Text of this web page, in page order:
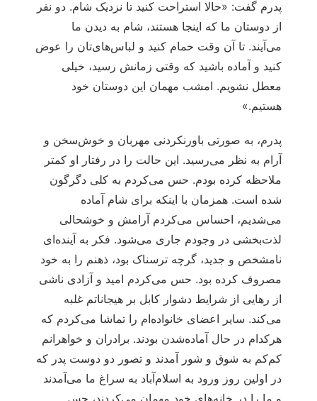
پدرم گفت: «حالا استراحت کنید تا نزدیک شام. دو نفر
از دوستان ما که اینجا هستند، شام به دیدن ما
می‌آیند. تا آن وقت حمام کنید و لباس‌های‌تان را عوض
کنید و آماده باشید که وقتی زمانش رسید، خیلی
معطل نشویم. امشب مهمان این دوستان خود
هستیم.»
پدرم، به صورتی باورنکردنی مهربان و خوش‌سخن و
آرام به نظر می‌رسید. این حالت را در رفتار او کمتر
ملاحظه کرده بودم. حس می‌کردم به کلی دگرگون
شده است. همزمان با اینکه برای شام آماده
می‌شدیم، احساس می‌کردم آرامش و خوشحالی
لذت‌بخشی در وجودم جاری می‌شود. فکر به آینده‌ای
نامشخص و جدید، گرچه ترسناک بود، ذهنم را به خود
مصروف کرده بود. حس می‌کردم امید و آزادی ناشی
از رهایی از شرایط دشوار کابل بر هیجاناتم غلبه
می‌کند. سایر اعضای خانواده‌ام را تماشا می‌کردم که
هرکدام در حال آماده‌شدن بودند. برادران و خواهرانم
کم‌کم به شوق و شور آمدند و تصور دو دوست پدر که
در اولین روز ورود به اسلام‌آباد به سراغ ما می‌آمدند
و ما را در خانه‌های خود مهمان می‌کردند، حس